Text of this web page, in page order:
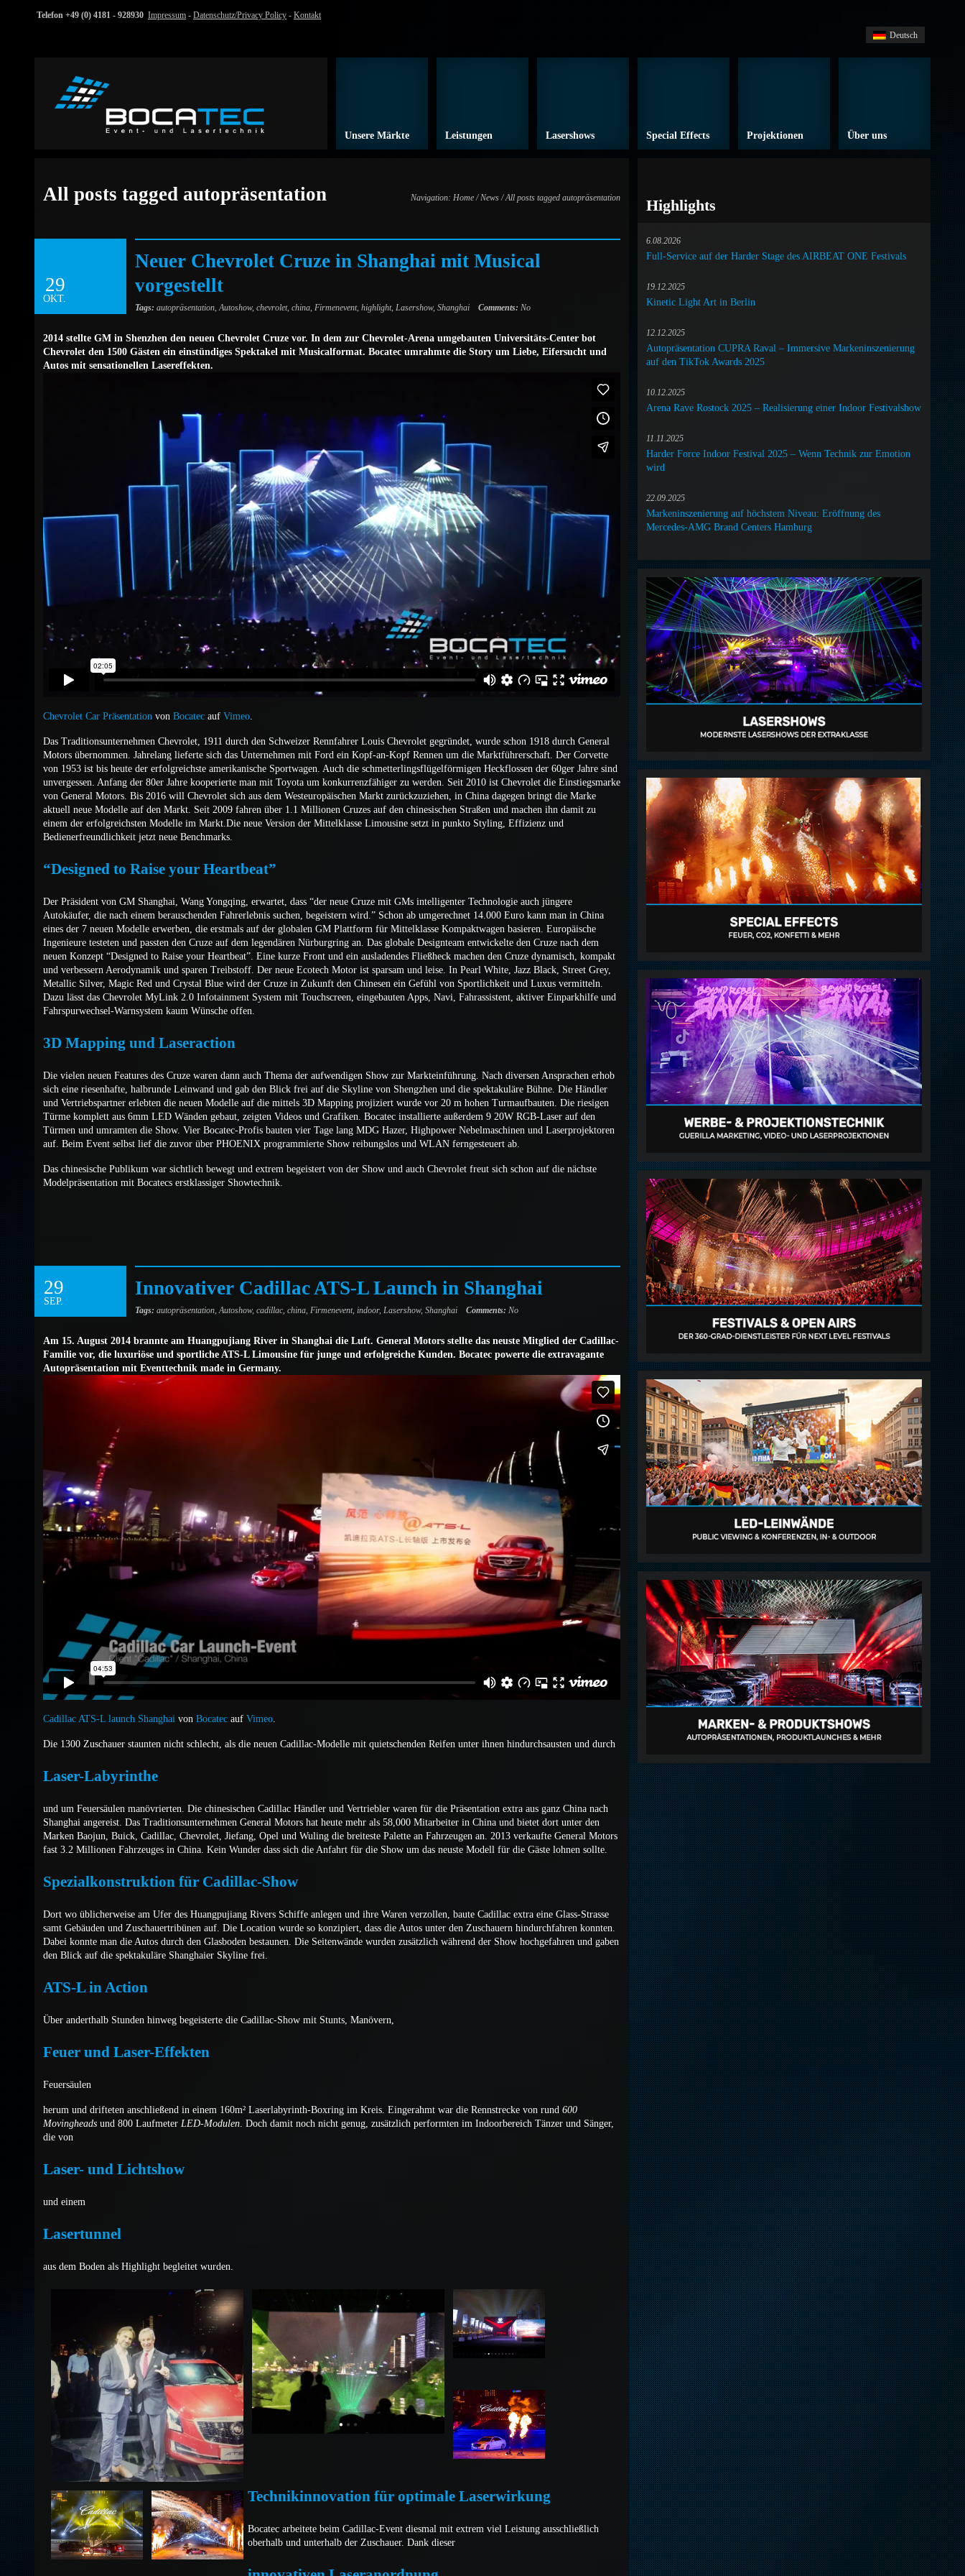
Telefon +49 (0) 4181 - 928930 Impressum - Datenschutz/Privacy Policy - Kontakt
Deutsch
Unsere Märkte Leistungen Lasershows Special Effects Projektionen Über uns
All posts tagged autopräsentation Navigation: Home/News/ All posts tagged autopräsentation
29
OKT.
Neuer Chevrolet Cruze in Shanghai mit Musical
vorgestellt
Tags: autopräsentation,Autoshow, chevrolet, china, Firmenevent, highlight, Lasershow, Shanghai Comments: No
2014 stellte GM in Shenzhen den neuen Chevrolet Cruze vor. In dem zur Chevrolet-Arena umgebauten Universitäts-Center bot
Chevrolet den 1500 Gästen ein einstündiges Spektakel mit Musicalformat. Bocatec umrahmte die Story um Liebe, Eifersucht und
Autos mit sensationellen Lasereffekten.
Chevrolet Car Präsentation von Bocatec auf Vimeo
Das Traditionsunternehmen Chevrolet, 1911 durch den Schweizer Rennfahrer Louis Chevrolet gegründet, wurde schon 1918 durch General
Motors übernommen. Jahrelang lieferte sich das Unternehmen mit Ford ein Kopf-an-Kopf Rennen um die Marktführerschaft. Der Corvette
von 1953 ist bis heute der erfolgreichste amerikanische Sportwagen. Auch die schmetterlingsflügelförmigen Heckflossen der 60ger Jahre sind
unvergessen. Anfang der 80er Jahre kooperierte man mit Toyota um konkurrenzfähiger zu werden. Seit 2010 ist Chevrolet die Einstiegsmarke
von General Motors. Bis 2016 will Chevrolet sich aus dem Westeuropäischen Markt zurückzuziehen, in China dagegen bringt die Marke
aktuell neue Modelle auf den Markt. Seit 2009 fahren über 1.1 Millionen Cruzes auf den chinesischen Straßen und machen ihn damit zu
einem der erfolgreichsten Modelle im Markt.Die neue Version der Mittelklasse Limousine setzt in punkto Styling, Effizienz und
Bedienerfreundlichkeit jetzt neue Benchmarks.
“Designed to Raise your Heartbeat”
Der Präsident von GM Shanghai, Wang Yongqing, erwartet, dass “der neue Cruze mit GMs intelligenter Technologie auch jüngere
Autokäufer, die nach einem berauschenden Fahrerlebnis suchen, begeistern wird.” Schon ab umgerechnet 14.000 Euro kann man in China
eines der 7 neuen Modelle erwerben, die erstmals auf der globalen GM Plattform für Mittelklasse Kompaktwagen basieren. Europäische
Ingenieure testeten und passten den Cruze auf dem legendären Nürburgring an. Das globale Designteam entwickelte den Cruze nach dem
neuen Konzept “Designed to Raise your Heartbeat”. Eine kurze Front und ein ausladendes Fließheck machen den Cruze dynamisch, kompakt
und verbessern Aerodynamik und sparen Treibstoff. Der neue Ecotech Motor ist sparsam und leise. In Pearl White, Jazz Black, Street Grey,
Metallic Silver, Magic Red und Crystal Blue wird der Cruze in Zukunft den Chinesen ein Gefühl von Sportlichkeit und Luxus vermitteln.
Dazu lässt das Chevrolet MyLink 2.0 Infotainment System mit Touchscreen, eingebauten Apps, Navi, Fahrassistent, aktiver Einparkhilfe und
Fahrspurwechsel-Warnsystem kaum Wünsche offen.
3D Mapping und Laseraction
Die vielen neuen Features des Cruze waren dann auch Thema der aufwendigen Show zur Markteinführung. Nach diversen Ansprachen erhob
sich eine riesenhafte, halbrunde Leinwand und gab den Blick frei auf die Skyline von Shengzhen und die spektakuläre Bühne. Die Händler
und Vertriebspartner erlebten die neuen Modelle auf die mittels 3D Mapping projiziert wurde vor 20 m hohen Turmaufbauten. Die riesigen
Türme komplett aus 6mm LED Wänden gebaut, zeigten Videos und Grafiken. Bocatec installierte außerdem 9 20W RGB-Laser auf den
Türmen und umramten die Show. Vier Bocatec-Profis bauten vier Tage lang MDG Hazer, Highpower Nebelmaschinen und Laserprojektoren
auf. Beim Event selbst lief die zuvor über PHOENIX programmierte Show reibungslos und WLAN ferngesteuert ab.
Das chinesische Publikum war sichtlich bewegt und extrem begeistert von der Show und auch Chevrolet freut sich schon auf die nächste
Modelpräsentation mit Bocatecs erstklassiger Showtechnik.
29
SEP.
Innovativer Cadillac ATS-L Launch in Shanghai
Tags: autopräsentation,Autoshow, cadillac, china, Firmenevent, indoor, Lasershow, Shanghai Comments: No
Am 15. August 2014 brannte am Huangpujiang River in Shanghai die Luft. General Motors stellte das neuste Mitglied der Cadillac-
Familie vor, die luxuriöse und sportliche ATS-L Limousine für junge und erfolgreiche Kunden. Bocatec powerte die extravagante
Autopräsentation mit Eventtechnik made in Germany.
Cadillac ATS-L launch Shanghai von Bocatec auf Vimeo
Die 1300 Zuschauer staunten nicht schlecht, als die neuen Cadillac-Modelle mit quietschenden Reifen unter ihnen hindurchsausten und durch
Laser-Labyrinthe
und um Feuersäulen manövrierten. Die chinesischen Cadillac Händler und Vertriebler waren für die Präsentation extra aus ganz China nach
Shanghai angereist. Das Traditionsunternehmen General Motors hat heute mehr als 58,000 Mitarbeiter in China und bietet dort unter den
Marken Baojun, Buick, Cadillac, Chevrolet, Jiefang, Opel und Wuling die breiteste Palette an Fahrzeugen an. 2013 verkaufte General Motors
fast 3.2 Millionen Fahrzeuges in China. Kein Wunder dass sich die Anfahrt für die Show um das neuste Modell für die Gäste lohnen sollte.
Spezialkonstruktion für Cadillac-Show
Dort wo üblicherweise am Ufer des Huangpujiang Rivers Schiffe anlegen und ihre Waren verzollen, baute Cadillac extra eine Glass-Strasse
samt Gebäuden und Zuschauertribünen auf. Die Location wurde so konzipiert, dass die Autos unter den Zuschauern hindurchfahren konnten.
Dabei konnte man die Autos durch den Glasboden bestaunen. Die Seitenwände wurden zusätzlich während der Show hochgefahren und gaben
den Blick auf die spektakuläre Shanghaier Skyline frei.
ATS-L in Action
Über anderthalb Stunden hinweg begeisterte die Cadillac-Show mit Stunts, Manövern,
Feuer und Laser-Effekten
Feuersäulen
herum und drifteten anschließend in einem 160m² Laserlabyrinth-Boxring im Kreis. Eingerahmt war die Rennstrecke von rund 600
Movingheads und 800 Laufmeter LED-Modulen . Doch damit noch nicht genug, zusätzlich performten im Indoorbereich Tänzer und Sänger,
die von
Laser- und Lichtshow
und einem
Lasertunnel
aus dem Boden als Highlight begleitet wurden.
Technikinnovation für optimale Laserwirkung
Bocatec arbeitete beim Cadillac-Event diesmal mit extrem viel Leistung ausschließlich
oberhalb und unterhalb der Zuschauer. Dank dieser
Highlights
6.08.2026
Full-Service auf der Harder Stage des AIRBEAT ONE Festivals
19.12.2025
Kinetic Light Art in Berlin
12.12.2025
Autopräsentation CUPRA Raval – Immersive Markeninszenierung
auf den TikTok Awards 2025
10.12.2025
Arena Rave Rostock 2025 – Realisierung einer Indoor Festivalshow
11.11.2025
Harder Force Indoor Festival 2025 – Wenn Technik zur Emotion
wird
22.09.2025
Markeninszenierung auf höchstem Niveau: Eröffnung des
Mercedes-AMG Brand Centers Hamburg